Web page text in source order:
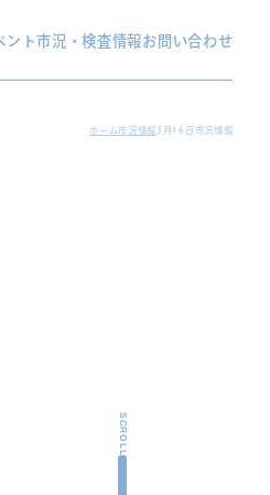
ント市況・検査情報お問い合わせ
ホーム市況情報 3月16日市況情報
SCROLL